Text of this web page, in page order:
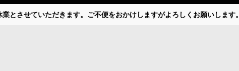
とさせていただきます。ご不便をおかけしますがよろしくお願いします。